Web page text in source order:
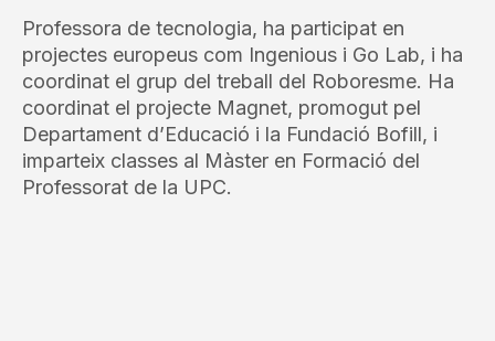
Professora de tecnologia, ha participat en
projectes europeus com Ingenious i Go Lab, i ha
coordinat el grup del treball del Roboresme. Ha
coordinat el projecte Magnet, promogut pel
Departament d’Educació i la Fundació Bofill, i
imparteix classes al Màster en Formació del
Professorat de la UPC.